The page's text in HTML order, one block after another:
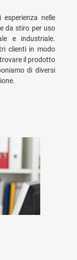
nelle
da stiro per uso
e industriale.
clienti in modo
il prodotto
di diversi